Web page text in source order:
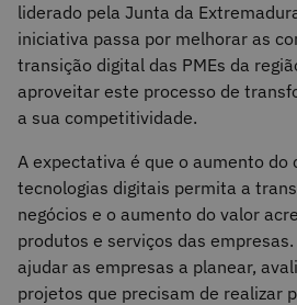
liderado pela Junta da
iniciativa passa por melhorar as
transição digital das PMEs da
aproveitar este processo de
a sua competitividade.
A expectativa é que o aumento do
tecnologias digitais permita a
negócios e o aumento do valor
produtos e serviços das
ajudar as empresas a planear,
projetos que precisam de realizar